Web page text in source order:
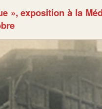
», exposition à la